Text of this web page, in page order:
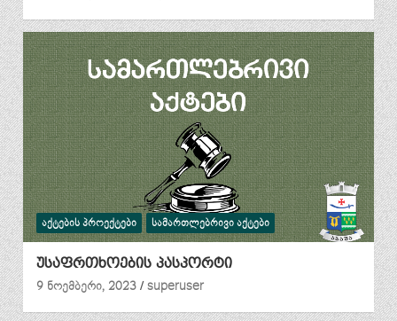
ᲐᲥᲢᲔᲑᲘᲡ ᲞᲠᲝᲔᲥᲢᲔᲑᲘ ᲡᲐᲛᲐᲠᲗᲚᲔᲑᲠᲘᲕᲘ ᲐᲥᲢᲔᲑᲘ
უსაფრთხოების პასპორტი
9 ნოემბერი, 2023
superuser